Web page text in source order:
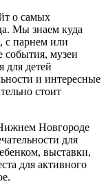
о самых
Мы знаем куда
с парнем или
события, музеи
детей
и интересные
стоит
Новгороде
для
выставки,
для активного